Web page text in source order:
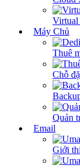
Virtual
Máy Chủ
Thuê
Chỗ
Quản
Email
Giới